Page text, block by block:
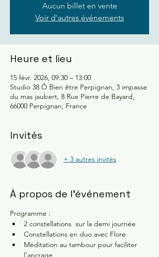
Aucun billet en vente
Voir d'autres événements
Heure et lieu
15 févr. 2026, 09:30 – 13:00
Studio 38 Ô Bien être Perpignan, 3 impasse
du mas jaubert, 8 Rue Pierre de Bayard,
66000 Perpignan, France
Invités
+ 3 autres invités
À propos de l'événement
Programme :
2 constellations  sur la demi journée
Constellations en duo avec Flore
Méditation au tambour pour faciliter
l’ancrage